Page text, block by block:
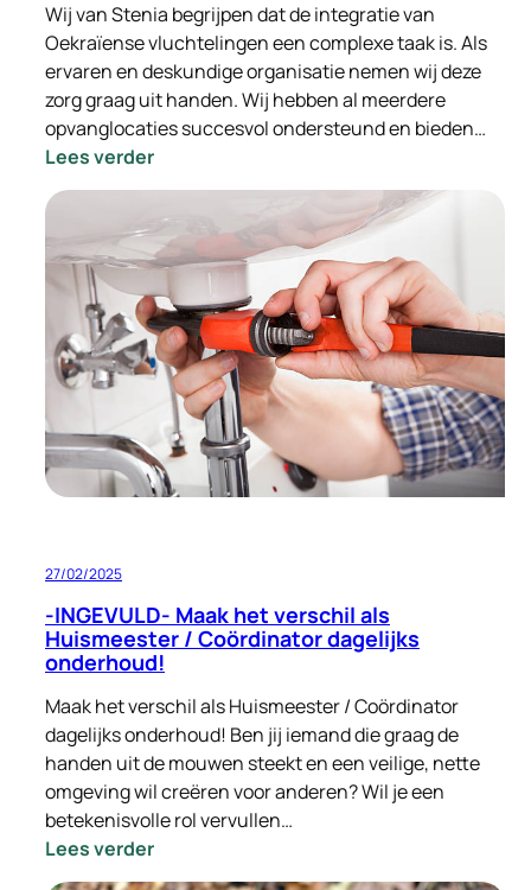
Wij van Stenia begrijpen dat de integratie van
Oekraïense vluchtelingen een complexe taak is. Als
ervaren en deskundige organisatie nemen wij deze
zorg graag uit handen. Wij hebben al meerdere
opvanglocaties succesvol ondersteund en bieden…
Lees verder:
Ondersteuning
bij
de
integratie
van
Oekraïense
vluchtelingen
–
Wij
nemen
de
zorg
27/02/2025
-INGEVULD- Maak het verschil als
Huismeester / Coördinator dagelijks
onderhoud!
Maak het verschil als Huismeester / Coördinator
dagelijks onderhoud! Ben jij iemand die graag de
handen uit de mouwen steekt en een veilige, nette
omgeving wil creëren voor anderen? Wil je een
betekenisvolle rol vervullen…
Lees verder:
-